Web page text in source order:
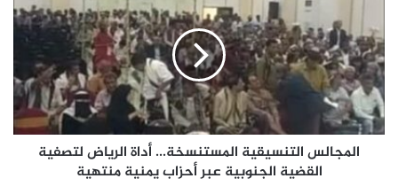
المستنسخة...
أداة
الرياض
لتصفية
القضية
الجنوبية
عبر
أحزابالمجالس التنسيقية المستنسخة... أداة الرياض لتصفية
القضية الجنوبية عبر أحزاب يمنية منتهية